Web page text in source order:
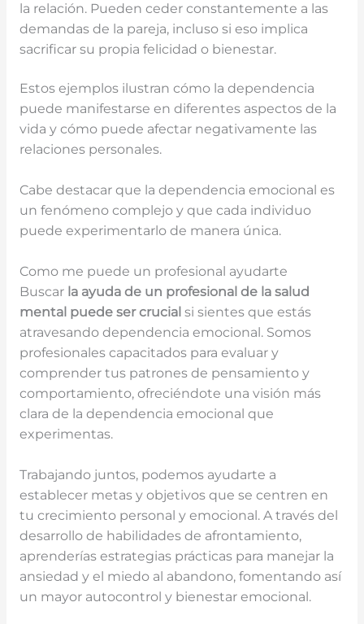
la relación. Pueden ceder constantemente a las
demandas de la pareja, incluso si eso implica
sacrificar su propia felicidad o bienestar.
Estos ejemplos ilustran cómo la dependencia
puede manifestarse en diferentes aspectos de la
vida y cómo puede afectar negativamente las
relaciones personales.
Cabe destacar que la dependencia emocional es
un fenómeno complejo y que cada individuo
puede experimentarlo de manera única.
Como me puede un profesional ayudarte
Buscar la ayuda de un profesional de la salud
mental puede ser crucial si sientes que estás
atravesando dependencia emocional. Somos
profesionales capacitados para evaluar y
comprender tus patrones de pensamiento y
comportamiento, ofreciéndote una visión más
clara de la dependencia emocional que
experimentas.
Trabajando juntos, podemos ayudarte a
establecer metas y objetivos que se centren en
tu crecimiento personal y emocional. A través del
desarrollo de habilidades de afrontamiento,
aprenderías estrategias prácticas para manejar la
ansiedad y el miedo al abandono, fomentando así
un mayor autocontrol y bienestar emocional.